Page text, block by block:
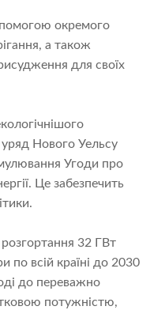
окремого
а також
для своїх
Нового Уельсу
Угоди про
Це забезпечить
32 ГВт
по всій країні до 2030
до переважно
потужністю,